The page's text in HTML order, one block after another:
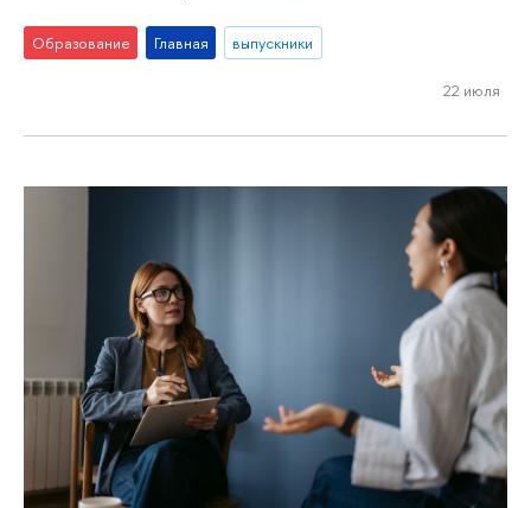
Образование Главная выпускники
22 июля